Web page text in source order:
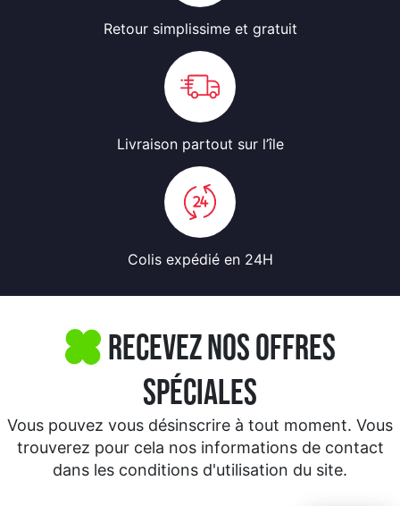
Retour simplissime et gratuit
Livraison partout sur l’île
Colis expédié en 24H
Recevez nos offres
spéciales
Vous pouvez vous désinscrire à tout moment. Vous
trouverez pour cela nos informations de contact
dans les conditions d'utilisation du site.